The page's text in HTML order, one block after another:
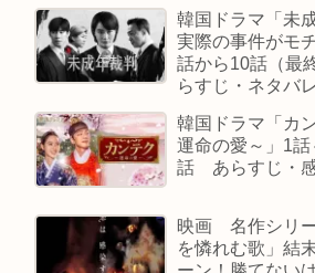
韓国ドラマ「未
実際の事件がモ
話から10話（最
らすじ・ネタバ
韓国ドラマ「カ
運命の愛～」1話
話 あらすじ・
映画 名作シリ
を憐れむ歌」結